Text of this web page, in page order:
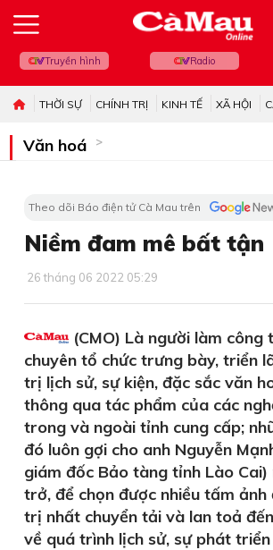
Truyền hình Radio
THỜI SỰ CHÍNH TRỊ KINH TẾ XÃ HỘI
Văn hoá
Theo dõi Báo điện tử Cà Mau trên
Niềm đam mê bất tận
26 tháng 06 2022 05:29
(CMO) Là người làm công
chuyên tổ chức trưng bày, triển
trị lịch sử, sự kiện, đặc sắc văn
thông qua tác phẩm của các
trong và ngoài tỉnh cung cấp;
đó luôn gợi cho anh Nguyễn
giám đốc Bảo tàng tỉnh Lào Cai)
trở, để chọn được nhiều tấm ảnh
trị nhất chuyển tải và lan toả
về quá trình lịch sử, sự phát